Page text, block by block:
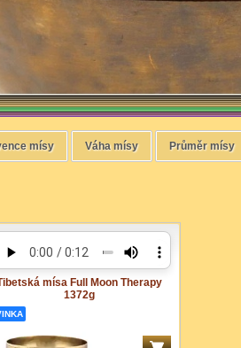
mísy Váha mísy Průměr mísy
mísa Full Moon Therapy
1372g